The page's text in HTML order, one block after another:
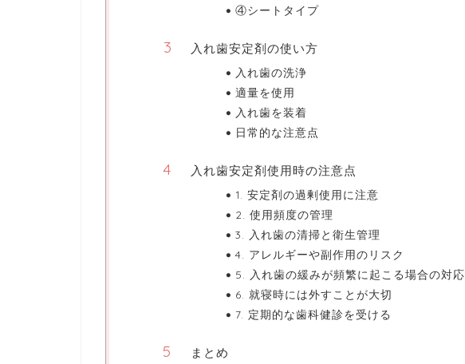
④シートタイプ
入れ歯安定剤の使い方
入れ歯の洗浄
適量を使用
入れ歯を装着
日常的な注意点
入れ歯安定剤使用時の注意点
1. 安定剤の過剰使用に注意
2. 使用頻度の管理
3. 入れ歯の清掃と衛生管理
4. アレルギーや副作用のリスク
5. 入れ歯の緩みが頻繁に起こる場合の対応
6. 就寝時には外すことが大切
7. 定期的な歯科健診を受ける
まとめ